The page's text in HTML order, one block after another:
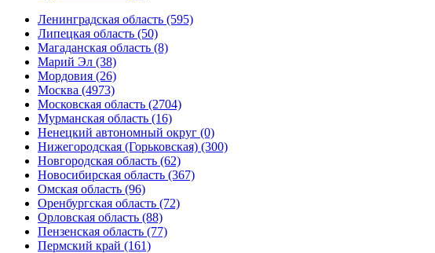
Ленинградская область (595)
Липецкая область (50)
Магаданская область (8)
Марий Эл (38)
Мордовия (26)
Москва (4973)
Московская область (2704)
Мурманская область (16)
Ненецкий автономный округ (0)
Нижегородская (Горьковская) (300)
Новгородская область (62)
Новосибирская область (367)
Омская область (96)
Оренбургская область (72)
Орловская область (88)
Пензенская область (77)
Пермский край (161)